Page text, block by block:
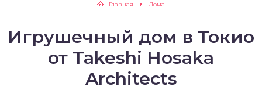
Главная Дома
Игрушечный дом в Токио
от Takeshi Hosaka
Architects